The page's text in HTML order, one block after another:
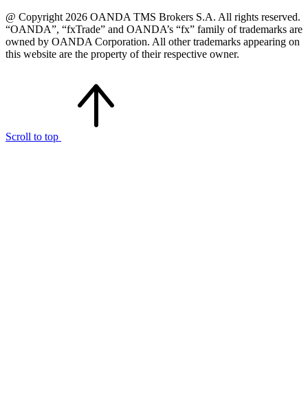
@ Copyright 2026 OANDA TMS Brokers S.A. All rights reserved.
“OANDA”, “fxTrade” and OANDA’s “fx” family of trademarks are
owned by OANDA Corporation. All other trademarks appearing on
this website are the property of their respective owner.
Scroll to top